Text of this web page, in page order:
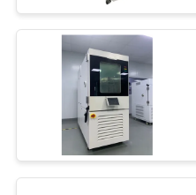
NOUS
VISITE
D'USINE
CONTRÔLE
DE
chambre